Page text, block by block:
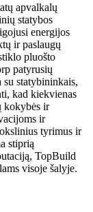
apvalkalų
statybos
energijos
ir paslaugų
pluošto
patyrusių
su statybininkais,
kad kiekvienas
kokybės ir
ir
tyrimus ir
stiprią
TopBuild
visoje šalyje.